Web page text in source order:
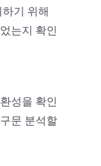
기 위해
는지 확인
성을 확인
문 분석할